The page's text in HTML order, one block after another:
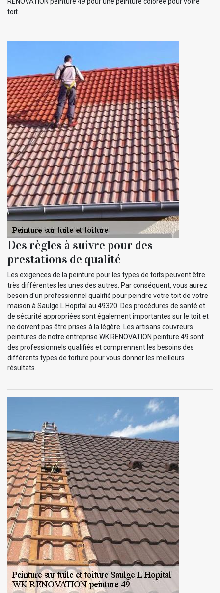
toit.
Des règles à suivre pour des
prestations de qualité
Les exigences de la peinture pour les types de toits peuvent être
très différentes les unes des autres. Par conséquent, vous aurez
besoin d'un professionnel qualifié pour peindre votre toit de votre
maison à Saulge L Hopital au 49320. Des procédures de santé et
de sécurité appropriées sont également importantes sur le toit et
ne doivent pas être prises à la légère. Les artisans couvreurs
peintures de notre entreprise WK RENOVATION peinture 49 sont
des professionnels qualifiés et comprennent les besoins des
différents types de toiture pour vous donner les meilleurs
résultats.